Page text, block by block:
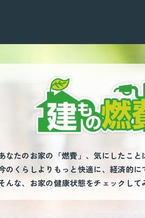
なたのお家の「燃費」、気にしたこと
のくらしよりもっと快適に、経済的に
んな、お家の健康状態をチェックして